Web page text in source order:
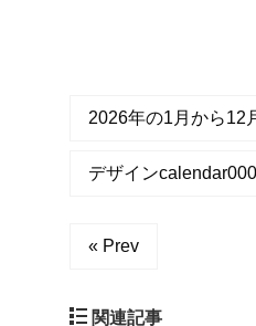
の
イ
ラ
2026年の1月から12
デザイン
« Prev
関連記事